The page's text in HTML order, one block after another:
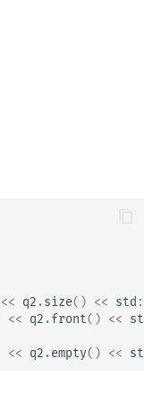
<< q2 .size() << std
<< q2 .front() <<
<< q2 .empty() <<